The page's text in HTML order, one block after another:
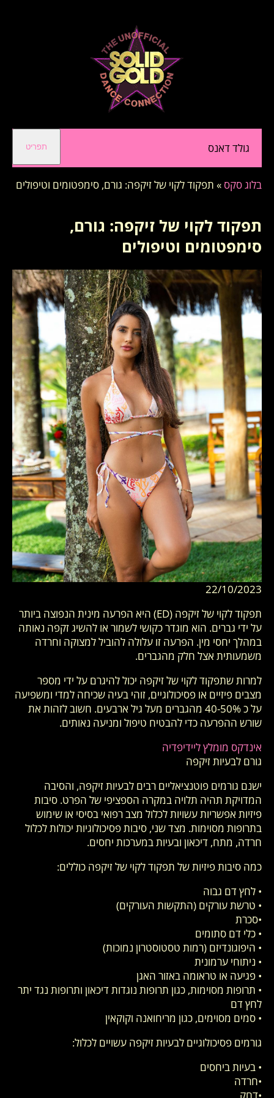
גולד דאנס תפריט
בלוג סקס » תפקוד לקוי של זיקפה: גורם, סימפטומים וטיפולים
תפקוד לקוי של זיקפה: גורם,
סימפטומים וטיפולים
22/10/2023
תפקוד לקוי של זיקפה (ED) היא הפרעה מינית הנפוצה ביותר
על ידי גברים. הוא מוגדר כקושי לשמור או להשיג זקפה נאותה
במהלך יחסי מין. הפרעה זו עלולה להוביל למצוקה וחרדה
משמעותית אצל חלק מהגברים.
למרות שתפקוד לקוי של זיקפה יכול להיגרם על ידי מספר
מצבים פיזיים או פסיכולוגיים, זוהי בעיה שכיחה למדי ומשפיעה
על כ 40-50% מהגברים מעל גיל ארבעים. חשוב לזהות את
שורש ההפרעה כדי להבטיח טיפול ומניעה נאותים.
אינדקס מומלץ ליידיפדיה
גורם לבעיות זיקפה
ישנם גורמים פוטנציאליים רבים לבעיות זיקפה, והסיבה
המדויקת תהיה תלויה במקרה הספציפי של הפרט. סיבות
פיזיות אפשריות עשויות לכלול מצב רפואי בסיסי או שימוש
בתרופות מסוימות. מצד שני, סיבות פסיכולוגיות יכולות לכלול
חרדה, מתח, דיכאון ובעיות במערכות יחסים.
כמה סיבות פיזיות של תפקוד לקוי של זיקפה כוללים:
• לחץ דם גבוה
• טרשת עורקים (התקשות העורקים)
•סכרת
• כלי דם סתומים
• היפוגונדיזם (רמות טסטוסטרון נמוכות)
• ניתוחי ערמונית
• פגיעה או טראומה באזור האגן
• תרופות מסוימות, כגון תרופות נוגדות דיכאון ותרופות נגד יתר
לחץ דם
• סמים מסוימים, כגון מריחואנה וקוקאין
גורמים פסיכולוגיים לבעיות זיקפה עשויים לכלול:
• בעיות ביחסים
•חרדה